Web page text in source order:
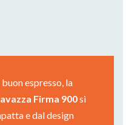
espresso, la
Firma 900si
e dal design